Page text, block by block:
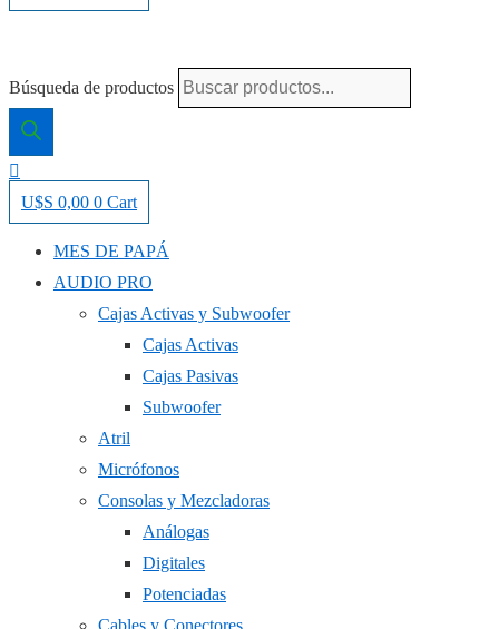
Búsqueda de productos
U$S 0,00 0 Cart
MES DE PAPÁ
AUDIO PRO
Cajas Activas y Subwoofer
Cajas Activas
Cajas Pasivas
Subwoofer
Atril
Micrófonos
Consolas y Mezcladoras
Análogas
Digitales
Potenciadas
Cables y Conectores